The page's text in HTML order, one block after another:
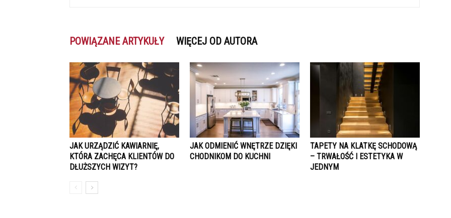
POWIĄZANE ARTYKUŁY WIĘCEJ OD AUTORA
JAK URZĄDZIĆ KAWIARNIĘ,
KTÓRA ZACHĘCA KLIENTÓW DO
DŁUŻSZYCH WIZYT?
JAK ODMIENIĆ WNĘTRZE DZIĘKI
CHODNIKOM DO KUCHNI
TAPETY NA KLATKĘ SCHODOWĄ
– TRWAŁOŚĆ I ESTETYKA W
JEDNYM